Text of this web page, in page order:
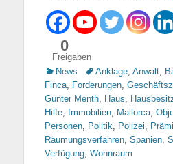
0
Freigaben
Kategorien
News TagsAnklage Anwalt
Finca
Forderungen
Günter Menth
Haus
Hilfe
Immobilien Mallorca
Personen
Politik Polizei
Räumungsverfahren Spanien
Verfügung Wohnraum